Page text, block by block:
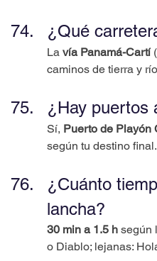
¿Qué
La vía Panamá-Cartí
caminos de tierra y
¿Hay puertos
Sí, Puerto de Playón
según tu destino final.
¿Cuánto
lancha?
30 min a 1.5 h según
o Diablo; lejanas: